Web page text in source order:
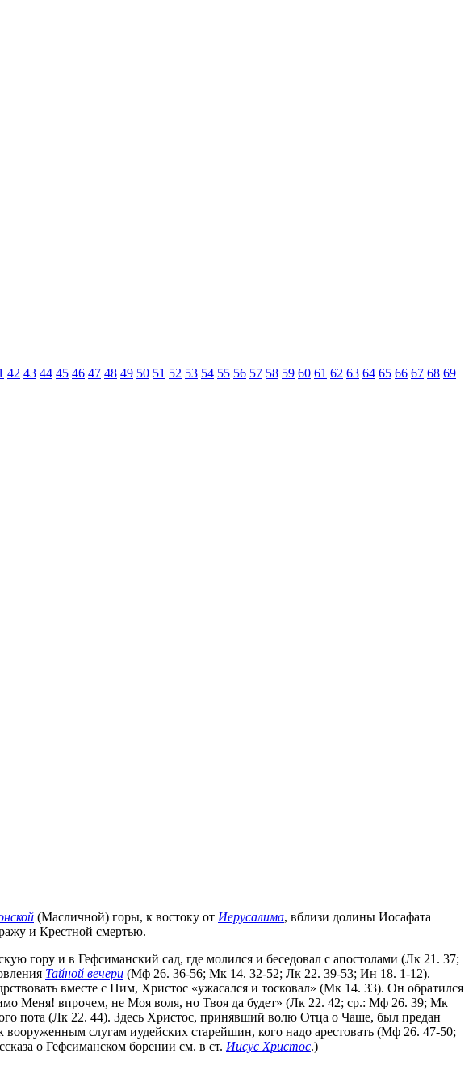
42 43 44 45 46 47 48 49 50 51 52 53 54 55 56 57 58 59 60 61 62 63 64 65 66 67 68 69
(Масличной) горы, к востоку от Иерусалима, вблизи долины Иосафата
и Крестной смертью.
гору и в Гефсиманский сад, где молился и беседовал с апостолами (Лк 21. 37;
Тайной вечери (Мф 26. 36-56; Мк 14. 32-52; Лк 22. 39-53; Ин 18. 1-12).
вместе с Ним, Христос «ужасался и тосковал» (Мк 14. 33). Он обратился
Меня! впрочем, не Моя воля, но Твоя да будет» (Лк 22. 42; ср.: Мф 26. 39; Мк
пота (Лк 22. 44). Здесь Христос, принявший волю Отца о Чаше, был предан
вооруженным слугам иудейских старейшин, кого надо арестовать (Мф 26. 47-50;
о Гефсиманском борении см. в ст. Иисус Христос.)